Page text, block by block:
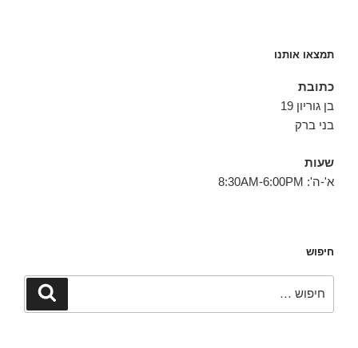
תמצאו אותנו
כתובת
בן גוריון 19
בני ברק
שעות
א'-ה': 8:30AM-6:00PM
חיפוש
חיפוש